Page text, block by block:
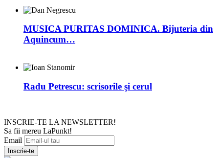
MUSICA PURITAS DOMINICA. Bijuteria din
Aquincum…
Radu Petrescu: scrisorile şi cerul
INSCRIE-TE LA NEWSLETTER!
Sa fii mereu LaPunkt!
Email